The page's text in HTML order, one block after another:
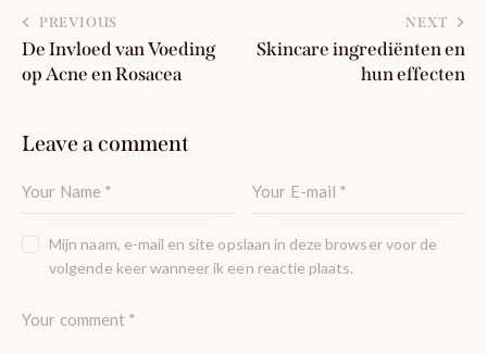
PREVIOUS
De Invloed van Voeding
op Acne en Rosacea
NEXT
Skincare ingrediënten en
hun effecten
Leave a comment
Mijn naam, e-mail en site opslaan in deze browser voor de
volgende keer wanneer ik een reactie plaats.